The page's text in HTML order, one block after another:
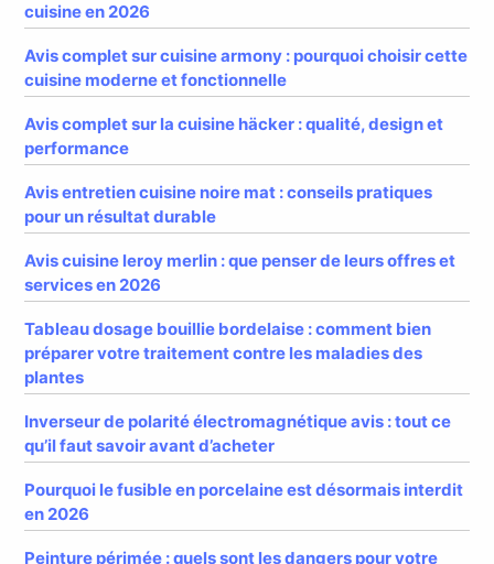
cuisine en 2026
Avis complet sur cuisine armony : pourquoi choisir cette
cuisine moderne et fonctionnelle
Avis complet sur la cuisine häcker : qualité, design et
performance
Avis entretien cuisine noire mat : conseils pratiques
pour un résultat durable
Avis cuisine leroy merlin : que penser de leurs offres et
services en 2026
Tableau dosage bouillie bordelaise : comment bien
préparer votre traitement contre les maladies des
plantes
Inverseur de polarité électromagnétique avis : tout ce
qu’il faut savoir avant d’acheter
Pourquoi le fusible en porcelaine est désormais interdit
en 2026
Peinture périmée : quels sont les dangers pour votre